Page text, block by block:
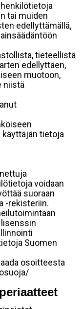
tai muiden
edellyttämällä,
tieteellistä
edellyttäen,
muotoon,
niistä
käyttäjän tietoja
voidaan
suoraan
-rekisteriin.
Suomen
osoitteesta